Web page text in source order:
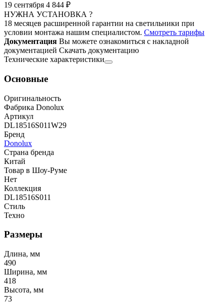
19 сентября 4 844 ₽
НУЖНА УСТАНОВКА ?
18 месяцев расширенной гарантии на светильники при
условии монтажа нашим специалистом. Смотреть тарифы
Документация Вы можете ознакомиться с накладной
документацией Скачать документацию
Технические характеристики
Основные
Оригинальность
Фабрика Donolux
Артикул
DL18516S011W29
Бренд
Donolux
Страна бренда
Китай
Товар в Шоу-Руме
Нет
Коллекция
DL18516S011
Стиль
Техно
Размеры
Длина, мм
490
Ширина, мм
418
Высота, мм
73